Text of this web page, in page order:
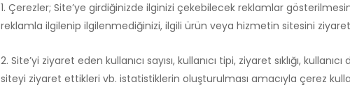
1. Çerezler; Site’ye girdiğinizde ilginizi çekebilecek reklamlar
reklamla ilgilenip ilgilenmediğinizi, ilgili ürün veya hizmetin sitesini
2. Site’yi ziyaret eden kullanıcı sayısı, kullanıcı tipi, ziyaret sıklığı,
siteyi ziyaret ettikleri vb. istatistiklerin oluşturulması amacıyla çerez